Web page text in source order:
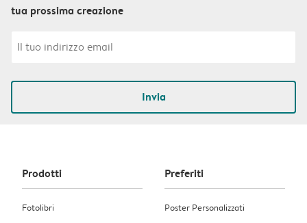
tua prossima creazione
Invia
Prodotti
Fotolibri
Preferiti
Poster Personalizzati